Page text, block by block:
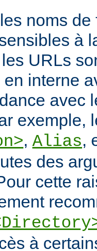
noms
à
URLs
interne
avec
exemple,
, Alias,
des
cette
à